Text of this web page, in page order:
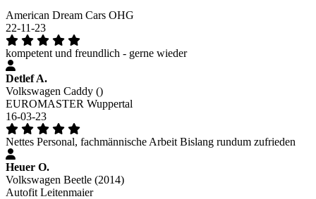
American Dream Cars OHG
22-11-23
kompetent und freundlich - gerne wieder
Detlef A.
Volkswagen Caddy ()
EUROMASTER Wuppertal
16-03-23
Nettes Personal, fachmännische Arbeit Bislang rundum zufrieden
Heuer O.
Volkswagen Beetle (2014)
Autofit Leitenmaier